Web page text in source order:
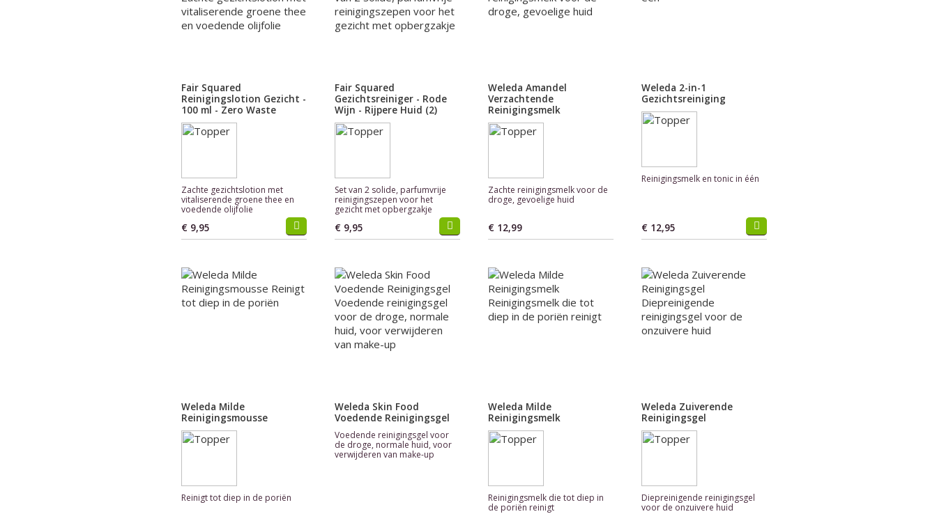
Fair Squared
Reinigingslotion Gezicht -
100 ml - Zero Waste
Zachte gezichtslotion met
vitaliserende groene thee en
voedende olijfolie
€ 9,95
Fair Squared
Gezichtsreiniger - Rode
Wijn - Rijpere Huid (2)
Set van 2 solide, parfumvrije
reinigingszepen voor het
gezicht met opbergzakje
€ 9,95
Weleda Amandel
Verzachtende
Reinigingsmelk
Zachte reinigingsmelk voor de
droge, gevoelige huid
€ 12,99
Weleda 2-in-1
Gezichtsreiniging
Reinigingsmelk en tonic in één
€ 12,95
Weleda Milde
Reinigingsmousse
Reinigt tot diep in de poriën
Weleda Skin Food
Voedende Reinigingsgel
Voedende reinigingsgel voor
de droge, normale huid, voor
verwijderen van make-up
Weleda Milde
Reinigingsmelk
Reinigingsmelk die tot diep in
de poriën reinigt
Weleda Zuiverende
Reinigingsgel
Diepreinigende reinigingsgel
voor de onzuivere huid